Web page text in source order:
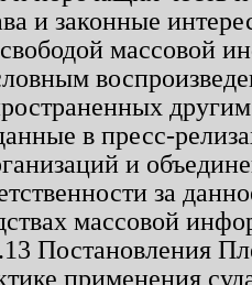
и законные
свободой массовой
в пресс-
и
за
массовой
Постановления
применения